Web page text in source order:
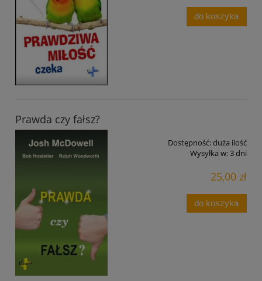
do koszyka
Prawda czy fałsz?
Dostępność:duża ilość
Wysyłka w:3 dni
25,00 zł
do koszyka